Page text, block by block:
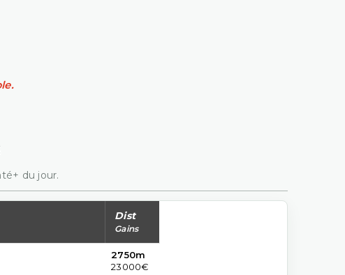
du jour.
Dist
Gains
2750m
23000€